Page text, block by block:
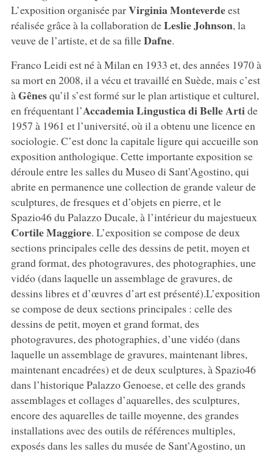
L’exposition organisée parVirginia Monteverdeest
réalisée grâce à la collaboration deLeslie Johnson, la
veuve de l’artiste, et de sa filleDafne.
Franco Leidi est né à Milan en 1933 et, des années 1970 à
sa mort en 2008, il a vécu et travaillé en Suède, mais c’est
à Gênesqu’il s’est formé sur le plan artistique et culturel,
en fréquentant l’Accademia Lingustica di Belle Artide
1957 à 1961 et l’université, où il a obtenu une licence en
sociologie. C’est donc la capitale ligure qui accueille son
exposition anthologique. Cette importante exposition se
déroule entre les salles du Museo di Sant’Agostino, qui
abrite en permanence une collection de grande valeur de
sculptures, de fresques et d’objets en pierre, et le
Spazio46 du Palazzo Ducale, à l’intérieur du majestueux
Cortile Maggiore. L’exposition se compose de deux
sections principales celle des dessins de petit, moyen et
grand format, des photogravures, des photographies, une
vidéo (dans laquelle un assemblage de gravures, de
dessins libres et d’œuvres d’art est présenté).L’exposition
se compose de deux sections principales : celle des
dessins de petit, moyen et grand format, des
photogravures, des photographies, d’une vidéo (dans
laquelle un assemblage de gravures, maintenant libres,
maintenant encadrées) et de deux sculptures, à Spazio46
dans l’historique Palazzo Genoese, et celle des grands
assemblages et collages d’aquarelles, des sculptures,
encore des aquarelles de taille moyenne, des grandes
installations avec des outils de références multiples,
exposés dans les salles du musée de Sant’Agostino, un